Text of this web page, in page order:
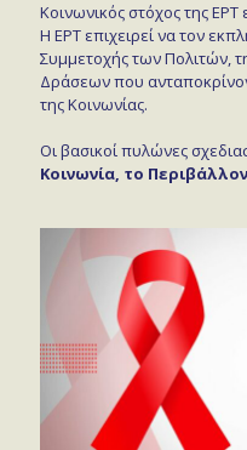
Κοινωνικός στόχος της
Η ΕΡΤ επιχειρεί να τον
Συμμετοχής των Πολιτών,
Δράσεων που
της Κοινωνίας.
Οι βασικοί πυλώνες
Κοινωνία, το